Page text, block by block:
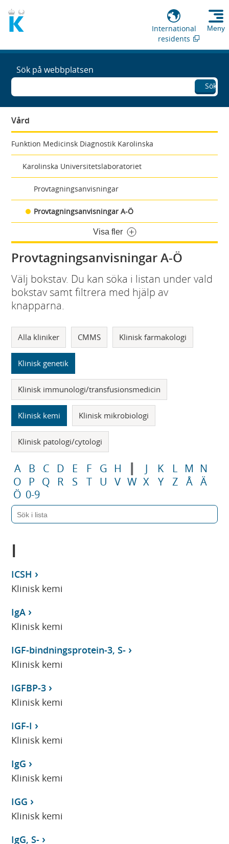
International
residents
Meny
Sök på webbplatsen
Sök
Vård
Funktion Medicinsk Diagnostik Karolinska
Karolinska Universitetslaboratoriet
Provtagningsanvisningar
Provtagningsanvisningar A-Ö
Visa fler
Provtagningsanvisningar A-Ö
Välj bokstav. Du kan söka i listan under vald
bokstav samt filtrera med hjälp av
knapparna.
Alla kliniker CMMS Klinisk farmakologi
Klinisk genetik
Klinisk immunologi/transfusionsmedicin
Klinisk kemi Klinisk mikrobiologi
Klinisk patologi/cytologi
A B C D E F G H I J K L M N
O
P Q R S T U V W X Y Z Å Ä
Ö 0-9
I
ICSH
Klinisk kemi
IgA
Klinisk kemi
IGF-bindningsprotein-3, S-
Klinisk kemi
IGFBP-3
Klinisk kemi
IGF-I
Klinisk kemi
IgG
Klinisk kemi
IGG
Klinisk kemi
IgG, S-